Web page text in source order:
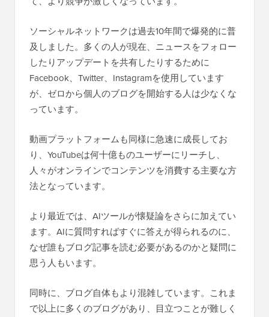
ソーシャルネットワークは過去10年間で爆発的に普
及しました。多くの人が現在、ニュースをフォロー
したりアップデートを共有したりするために
Facebook、Twitter、Instagramを使用しています
が、ゼロから個人のブログを開始する人は少なくな
っています。
動画プラットフォームも同様に急速に成長してお
り、YouTubeは何十億ものユーザーにリーチし、
人々がオンラインでコンテンツを消費する主要な方
法となっています。
より最近では、AIツールが懐疑論をさらに加えてい
ます。AIに質問すればすぐに答えが得られるのに、
なぜ誰もブログ記事を読む必要があるのかと疑問に
思う人もいます。
同時に、ブログ自体もより混雑しています。これま
で以上に多くのブログがあり、目立つことが難しく